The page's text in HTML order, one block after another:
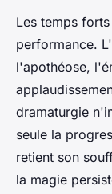
Les temps
performance.
l'apothéose,
dramaturgie
seule la
retient son
la magie